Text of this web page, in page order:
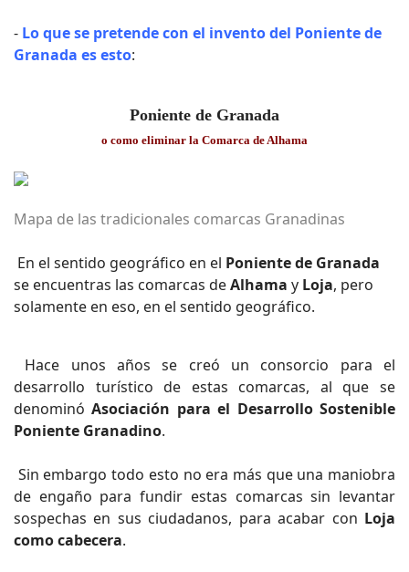
- Lo que se pretende con el invento del Poniente de
Granada es esto:
Poniente de Granada
o como eliminar la Comarca de Alhama
Mapa de las tradicionales comarcas Granadinas
En el sentido geográfico en el Poniente de Granada
se encuentras las comarcas deAlhama y Loja, pero
solamente en eso, en el sentido geográfico.
Hace unos años se creó un consorcio para el
desarrollo turístico de estas comarcas, al que se
denominóAsociación para el Desarrollo Sostenible
Poniente Granadino.
Sin embargo todo esto no era más que una maniobra
de engaño para fundir estas comarcas sin levantar
sospechas en sus ciudadanos, para acabar con Loja
como cabecera.